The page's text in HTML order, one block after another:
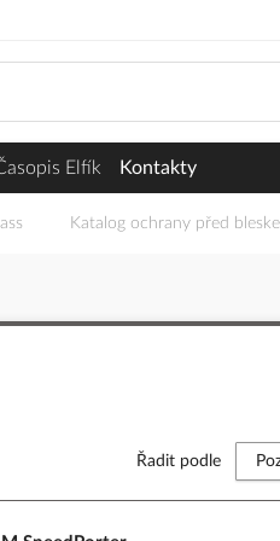
Elfík Kontakty
Katalog ochrany před
Řadit podle